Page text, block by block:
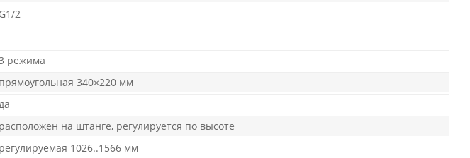
G1/2
режима
прямоугольная 340×220 мм
расположен на штанге, регулируется по высоте
регулируемая 1026..1566 мм